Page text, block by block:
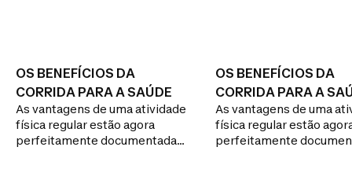
OS BENEFÍCIOS DA
CORRIDA PARA A SAÚDE
As vantagens de uma atividade
física regular estão agora
perfeitamente documentadas.
OS BENEFÍCIOS DA
CORRIDA PARA A
As vantagens de uma
física regular estão
perfeitamente